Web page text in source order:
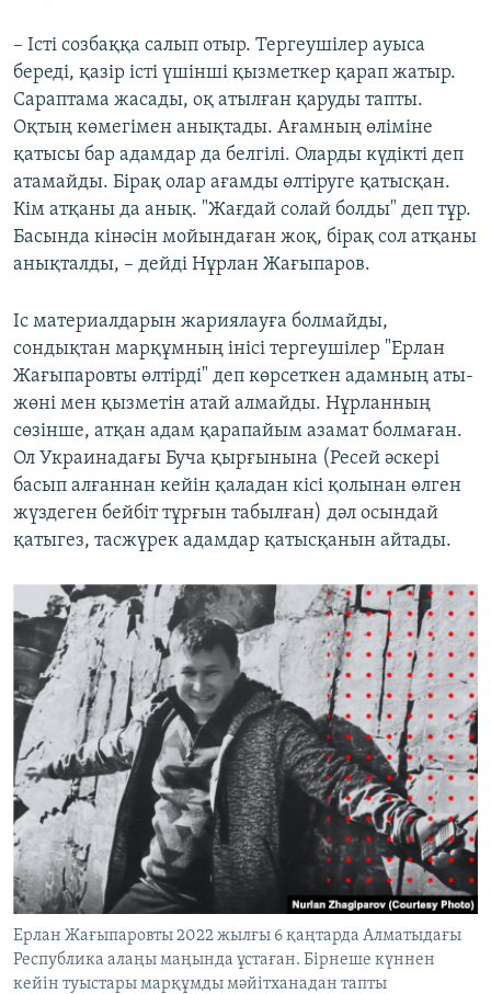
– Істі созбаққа салып отыр. Тергеушілер ауыса
береді, қазір істі үшінші қызметкер қарап жатыр.
Сараптама жасады, оқ атылған қаруды тапты.
Оқтың көмегімен анықтады. Ағамның өліміне
қатысы бар адамдар да белгілі. Оларды күдікті деп
атамайды. Бірақ олар ағамды өлтіруге қатысқан.
Кім атқаны да анық. "Жағдай солай болды" деп тұр.
Басында кінәсін мойындаған жоқ, бірақ сол атқаны
анықталды, – дейді Нұрлан Жағыпаров.
Іс материалдарын жариялауға болмайды,
сондықтан марқұмның інісі тергеушілер "Ерлан
Жағыпаровты өлтірді" деп көрсеткен адамның аты-
жөні мен қызметін атай алмайды. Нұрланның
сөзінше, атқан адам қарапайым азамат болмаған.
Ол Украинадағы Буча қырғынына (Ресей әскері
басып алғаннан кейін қаладан кісі қолынан өлген
жүздеген бейбіт тұрғын табылған) дәл осындай
қатыгез, тасжүрек адамдар қатысқанын айтады.
Ерлан Жағыпаровты 2022 жылғы 6 қаңтарда Алматыдағы
Республика алаңы маңында ұстаған. Бірнеше күннен
кейін туыстары марқұмды мәйітханадан тапты